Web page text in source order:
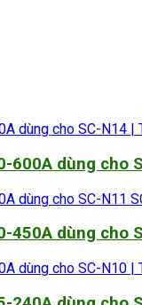
600A dùng cho
450A dùng cho